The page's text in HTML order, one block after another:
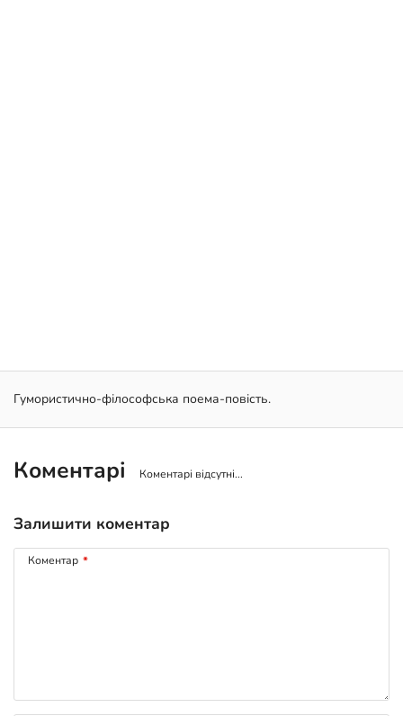
Гумористично-філософська поема-повість.
Коментарі Коментарі відсутні...
Залишити коментар
Коментар *